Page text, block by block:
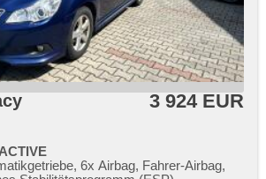
3 924 EUR
6x Airbag, Fahrer-Airbag,